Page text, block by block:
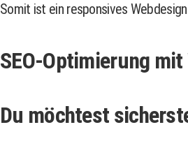
Somit ist ein responsives
SEO-Optimierung
Du möchtest